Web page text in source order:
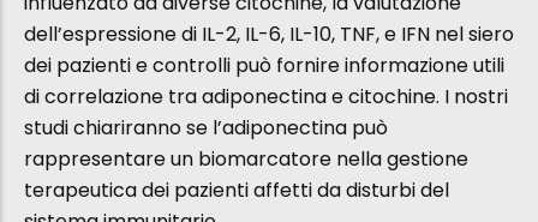
dell’espressione di IL-2, IL-6, IL-10, TNF, e IFN nel siero
dei pazienti e controlli può fornire informazione utili
di correlazione tra adiponectina e citochine. I nostri
studi chiariranno se l’adiponectina può
rappresentare un biomarcatore nella gestione
terapeutica dei pazienti affetti da disturbi del